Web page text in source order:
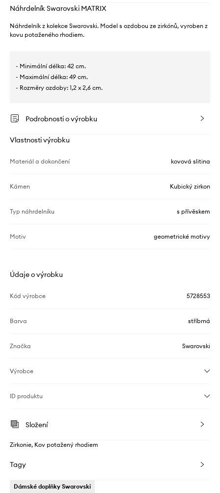
Náhrdelník Swarovski MATRIX
Náhrdelník z kolekce Swarovski. Model s ozdobou ze zirkónů, vyroben z
kovu potaženého rhodiem.
- Minimální délka: 42 cm.
- Maximální délka: 49 cm.
- Rozměry ozdoby: 1,2 x 2,6 cm.
Podrobnosti o výrobku
Vlastnosti výrobku
Materiál a dokončení kovová slitina
Kámen Kubický zirkon
Typ náhrdelníku s přívěskem
Motiv geometrické motivy
Údaje o výrobku
Kód výrobce 5728553
Barva stříbrná
Značka Swarovski
Výrobce
ID produktu
Složení
Zirkonie, Kov potažený rhodiem
Tagy
Dámské doplňky Swarovski